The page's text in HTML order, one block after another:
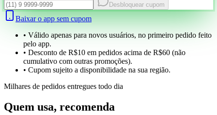
Desbloquear cupom
Baixar o app sem cupom
• Válido apenas para novos usuários, no primeiro pedido feito
pelo app.
• Desconto de R$10 em pedidos acima de R$60 (não
cumulativo com outras promoções).
• Cupom sujeito a disponibilidade na sua região.
Milhares de pedidos entregues todo dia
Quem usa, recomenda